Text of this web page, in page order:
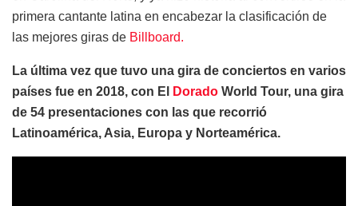
primera cantante latina en encabezar la clasificación de
las mejores giras de Billboard.
La última vez que tuvo una gira de conciertos en varios
países fue en 2018, con El
Dorado World Tour, una gira
de 54 presentaciones con las que recorrió
Latinoamérica, Asia, Europa y Norteamérica.